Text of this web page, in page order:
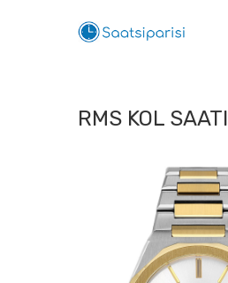
RMS KOL SAATI